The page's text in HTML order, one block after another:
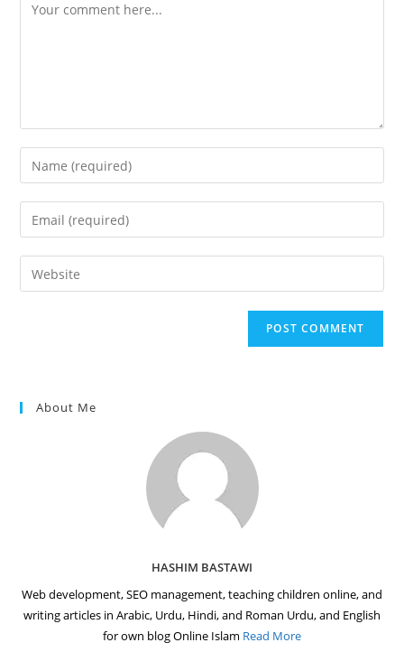
Comment
Enter
your
name
comment
Enter
your
email
address
Enter
your
About Me
HASHIM BASTAWI
Web development, SEO management, teaching children online, and
writing articles in Arabic, Urdu, Hindi, and Roman Urdu, and English
for own blog Online Islam Read More